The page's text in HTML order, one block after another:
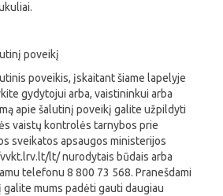
poveikį
poveikis, įskaitant šiame lapelyje
gydytojui arba, vaistininkui arba
apie šalutinį poveikį galite užpildyti
vaistų kontrolės tarnybos prie
sveikatos apsaugos ministerijos
lt/ nurodytais būdais arba
telefonu 8 800 73 568. Pranešdami
mums padėti gauti daugiau